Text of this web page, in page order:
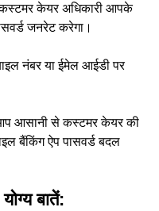
कस्टमर केयर अधिकारी आपके
जनरेट करेगा।
नंबर या ईमेल आईडी पर
आसानी से कस्टमर केयर की
बैंकिंग ऐप पासवर्ड बदल
बातें: